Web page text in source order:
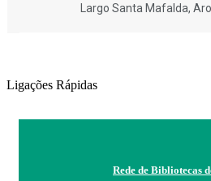
Largo Santa Mafalda,
Ligações Rápidas
Rede de Bibliotecas